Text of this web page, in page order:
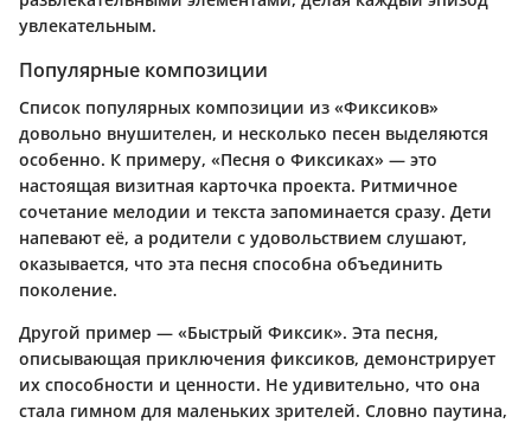
увлекательным.
Популярные композиции
Список популярных композиции из «Фиксиков»
довольно внушителен, и несколько песен выделяются
особенно. К примеру, «Песня о Фиксиках» — это
настоящая визитная карточка проекта. Ритмичное
сочетание мелодии и текста запоминается сразу. Дети
напевают её, а родители с удовольствием слушают,
оказывается, что эта песня способна объединить
поколение.
Другой пример — «Быстрый Фиксик». Эта песня,
описывающая приключения фиксиков, демонстрирует
их способности и ценности. Не удивительно, что она
стала гимном для маленьких зрителей. Словно паутина,